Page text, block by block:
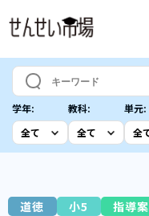
学年: 教科: 単元:
道徳 小5 指導案